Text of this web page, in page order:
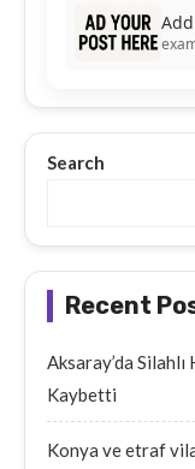
Search
Recent
Aksaray’da Silahlı
Kaybetti
Konya ve etraf